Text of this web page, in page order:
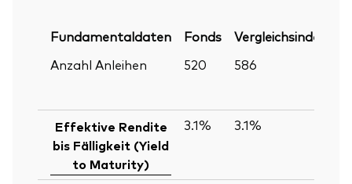
Fundamentaldaten Fonds Vergleichsindex
Anzahl Anleihen
520 586
Effektive Rendite
bis Fälligkeit (Yield
to Maturity)
3.1% 3.1%